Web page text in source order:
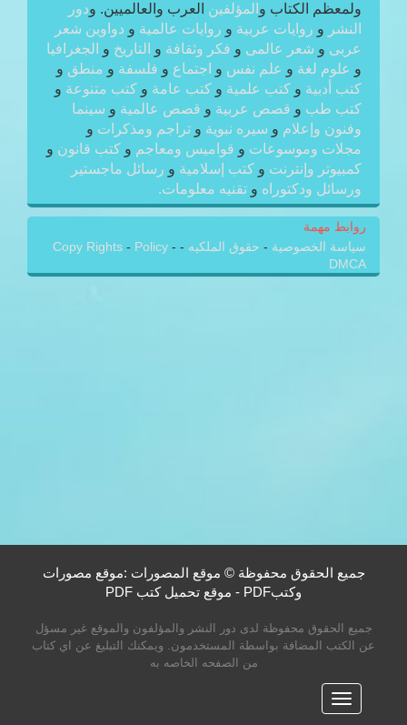
ولمعظم الكتاب و المؤلفين العرب والعالميين. ودور
النشر و روايات عربية و روايات عالمية و دواوين شعر
عربى و شعر عالمى و فكر وثقافة و التاريخ و الجغرافيا
و علوم لغة و علم نفس و اجتماع و فلسفة و منطق و
كتب أدبية و كتب علمية و كتب عامة و كتب متنوعة و
كتب طب و قصص عربية و قصص عالمية و سينما
وفنون وإعلام و سيره نبوية و تراجم ومذكرات و
مجلات وموسوعات و قواميس ومعاجم و كتب قانون و
كمبيوتر وإنترنت و كتب إسلامية و رسائل ماجستير
ورسائل ودكتوراه و تقنيه معلومات.
روابط مهمة
سياسة الخصوصية - حقوق الملكيه -
Copy Rights - Policy -
DMCA
جميع الحقوق محفوظة © موقع المصورات :موقع مصورات
وكتبPDF - موقع تحميل كتب PDF
جميع الحقوق محفوظة لدى دور النشر والمؤلفون والموقع غير مسؤل
عن الكتب المضافة بواسطة المستخدمون. ويمكنك التبليغ عن اي كتاب
من الصفحه الخاصه به
القائمه